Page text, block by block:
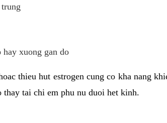
xuong gan do
thieu hut estrogen cung co kha nang
tai chi em phu nu duoi het kinh.